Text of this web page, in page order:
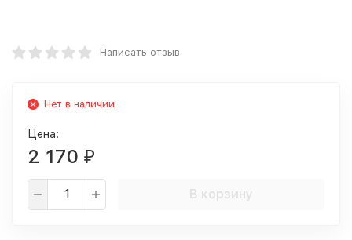
Написать отзыв
Нет в наличии
Цена:
2 170 ₽
В корзину